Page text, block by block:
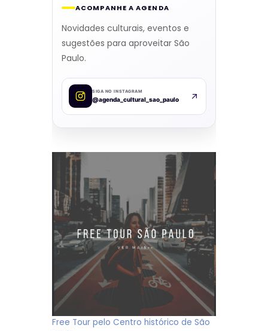
ACOMPANHE A AGENDA
Novidades culturais, eventos e
sugestões para aproveitar São
Paulo.
SIGA NO INSTAGRAM
@agenda_cultural_sao_paulo
Free Tour pelo Centro histórico de São